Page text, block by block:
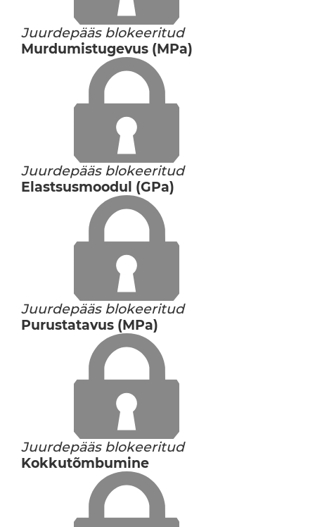
Juurdepääs blokeeritud
Murdumistugevus (MPa)
Juurdepääs blokeeritud
Elastsusmoodul (GPa)
Juurdepääs blokeeritud
Purustatavus (MPa)
Juurdepääs blokeeritud
Kokkutõmbumine